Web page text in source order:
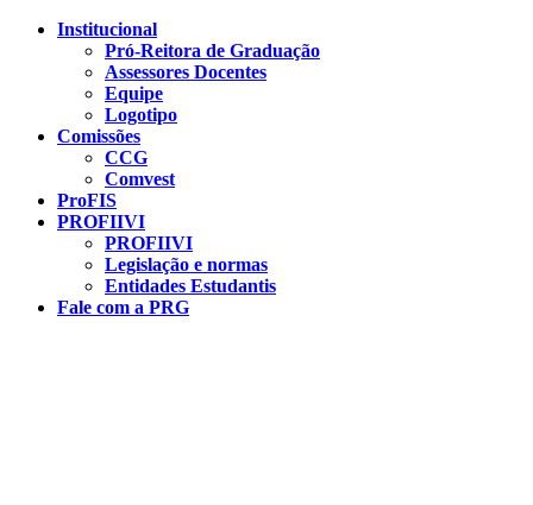
Conteúdo principal
Institucional
Pró-Reitora de Graduação
Assessores Docentes
Equipe
Logotipo
Comissões
CCG
Comvest
ProFIS
PROFIIVI
PROFIIVI
Legislação e normas
Entidades Estudantis
Fale com a PRG